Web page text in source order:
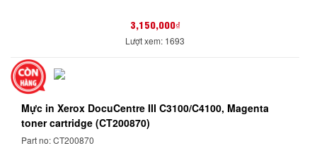
3,150,000₫
Lượt xem: 1693
Mực in Xerox DocuCentre III C3100/C4100, Magenta
toner cartridge (CT200870)
Part no: CT200870